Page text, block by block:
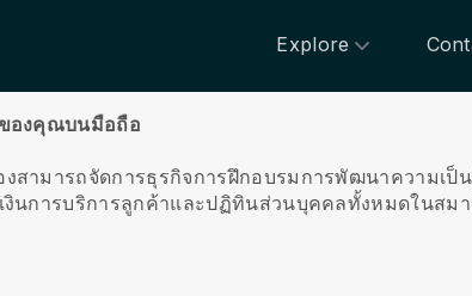
Explore
ของคุณบนมือถือ
สามารถจัดการธุรกิจการฝึกอบรมการพัฒนาความเป็
งินการบริการลูกค้าและปฏิทินส่วนบุคคลทั้งหมดในส